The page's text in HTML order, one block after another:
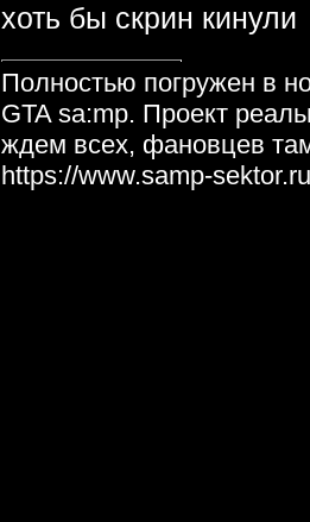
хоть бы скрин кинули
Полностью погружен в
GTA sa:mp. Проект
ждем всех, фановцев
https://www.samp-